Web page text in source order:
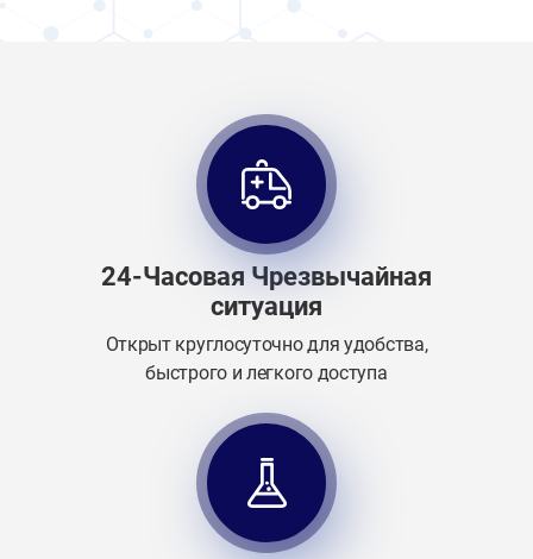
24-Часовая Чрезвычайная
ситуация
Открыт круглосуточно для удобства,
быстрого и легкого доступа